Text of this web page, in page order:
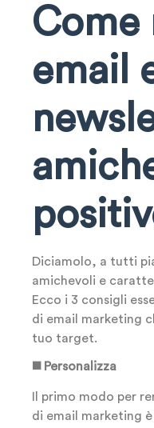
Come
email
Diciamolo, a tutti
amichevoli e
Ecco i 3 consigli
di email marketing
tuo target.
◼️ Personalizza
Il primo modo per
di email marketing